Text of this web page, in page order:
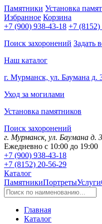
Памятники Установка
Избранное Корзина
+7 (900) 938-43-18 +7 (8152)
Поиск захоронений Задать
Наш каталог
г. Мурманск, ул. Баумана д.
Уход за могилами
Установка памятников
Поиск захоронений
г. Мурманск, ул. Баумана д.
Ежедневно с 10:00 до 19:00
+7 (900) 938-43-18
+7 (8152) 20-56-29
Каталог
ПамятникиПортретыУслуги
Главная
Каталог